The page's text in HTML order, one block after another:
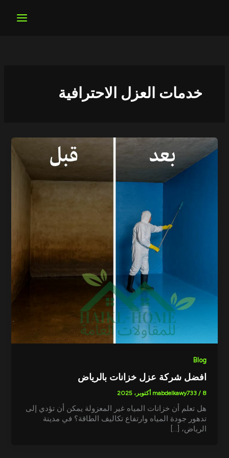
خدمات العزل الاحترافية
Blog
افضل شركة عزل خزانات بالرياض
mabdelkawy733 / 8 أكتوبر، 2025
هل تعلم أن خزانات المياه غير المعزولة يمكن أن تؤدي إلى
تدهور جودة المياه وارتفاع تكاليف الطاقة؟ في مدينة
الرياض، […]